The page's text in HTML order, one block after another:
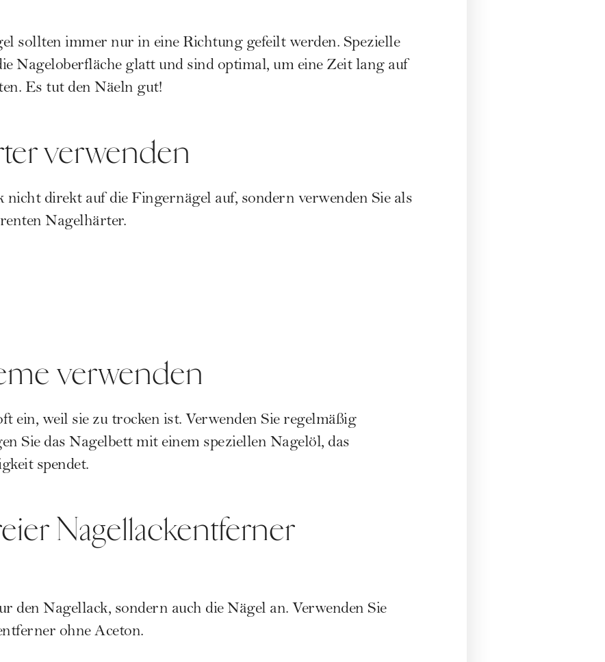
sollten immer nur in eine Richtung gefeilt werden. Spezielle
Nageloberfläche glatt und sind optimal, um eine Zeit lang auf
Es tut den Näeln gut!
verwenden
nicht direkt auf die Fingernägel auf, sondern verwenden Sie als
Nagelhärter.
verwenden
ein, weil sie zu trocken ist. Verwenden Sie regelmäßig
Sie das Nagelbett mit einem speziellen Nagelöl, das
spendet.
Nagellackentferner
den Nagellack, sondern auch die Nägel an. Verwenden Sie
ohne Aceton.